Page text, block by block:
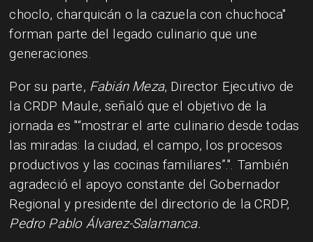
choclo, charquicán o la cazuela con chuchoca
forman parte del legado culinario que une
generaciones.
Por su parte, Fabián Meza, Director Ejecutivo de
la CRDP Maule, señaló que el objetivo de la
jornada es “mostrar el arte culinario desde todas
las miradas: la ciudad, el campo, los procesos
productivos y las cocinas familiares”. . También
agradeció el apoyo constante del Gobernador
Regional y presidente del directorio de la CRDP,
Pedro Pablo Álvarez-Salamanca.